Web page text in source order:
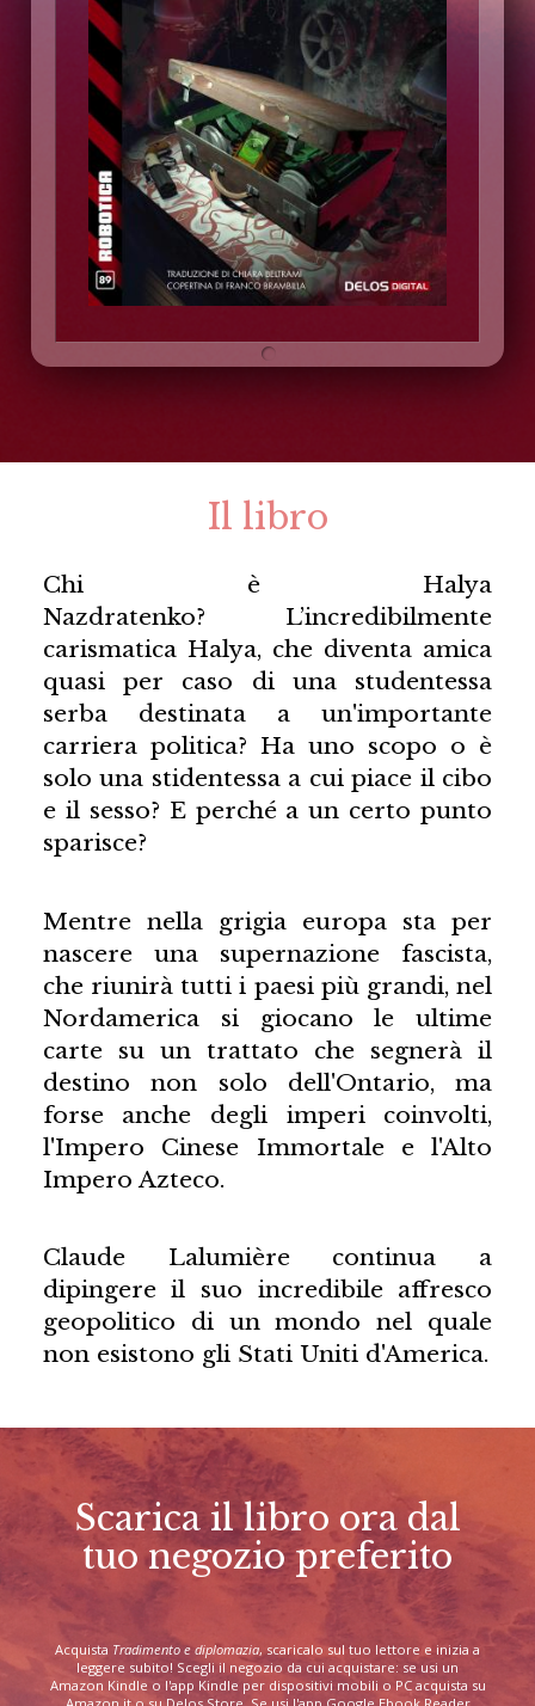
Il libro
Chi è Halya
Nazdratenko? L’incredibilmente
carismatica Halya, che diventa amica
quasi per caso di una studentessa
serba destinata a un'importante
carriera politica? Ha uno scopo o è
solo una stidentessa a cui piace il cibo
e il sesso? E perché a un certo punto
sparisce?
Mentre nella grigia europa sta per
nascere una supernazione fascista,
che riunirà tutti i paesi più grandi, nel
Nordamerica si giocano le ultime
carte su un trattato che segnerà il
destino non solo dell'Ontario, ma
forse anche degli imperi coinvolti,
l'Impero Cinese Immortale e l'Alto
Impero Azteco.
Claude Lalumière continua a
dipingere il suo incredibile affresco
geopolitico di un mondo nel quale
non esistono gli Stati Uniti d'America.
Scarica il libro ora dal
tuo negozio preferito
Acquista Tradimento e diplomazia, scaricalo sul tuo lettore e inizia a
leggere subito! Scegli il negozio da cui acquistare: se usi un
Amazon Kindle o l'app Kindle per dispositivi mobili o PC acquista su
Amazon.it o su Delos Store. Se usi l'app Google Ebook Reader